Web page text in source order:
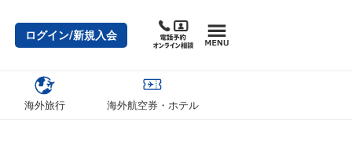
ログイン/新規入会
海外旅行 海外航空券・ホテル